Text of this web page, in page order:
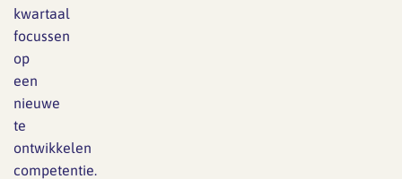
kwartaal
focussen
op
een
nieuwe
te
ontwikkelen
competentie.